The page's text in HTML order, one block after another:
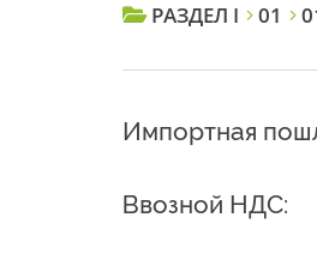
РАЗДЕЛ I 01
Импортная
Ввозной НДС: